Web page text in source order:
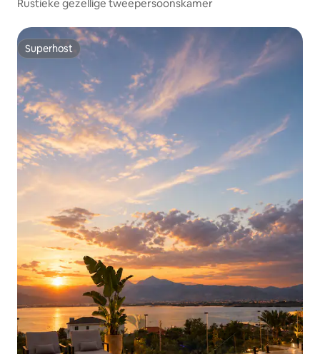
Rustieke gezellige tweepersoonskamer
Superhost
Superhost